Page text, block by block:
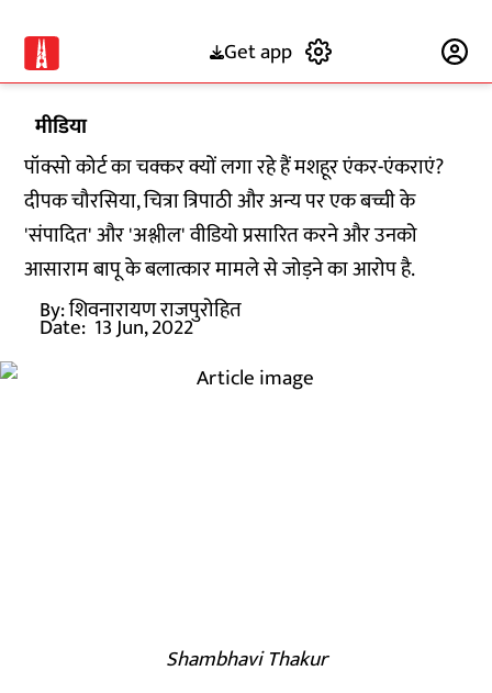
Get app
मीडिया
पॉक्सो कोर्ट का चक्कर क्यों लगा रहे हैं मशहूर एंकर-एंकराएं?
दीपक चौरसिया, चित्रा त्रिपाठी और अन्य पर एक बच्ची के
'संपादित' और 'अश्लील' वीडियो प्रसारित करने और उनको
आसाराम बापू के बलात्कार मामले से जोड़ने का आरोप है.
By:शिवनारायण राजपुरोहित
Date: 13 Jun, 2022
Shambhavi Thakur